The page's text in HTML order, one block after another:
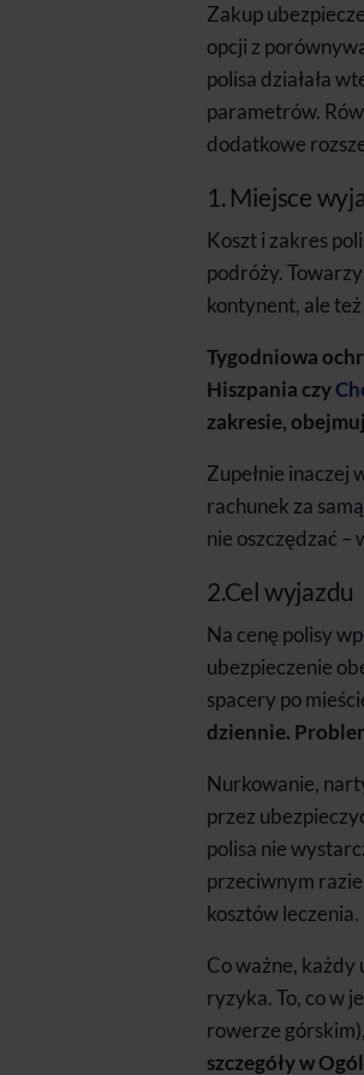
Zakup
opcji z
polisa działała
parametrów.
dodatkowe
1. Miejsce
Koszt i zakres
podróży.
kontynent, ale
Tygodniowa
Hiszpania czy
zakresie,
Zupełnie inaczej
rachunek za
nie oszczędzać
2.Cel wyjazdu
Na cenę polisy
ubezpieczenie
spacery po
dziennie.
Nurkowanie,
przez
polisa nie
przeciwnym
kosztów leczenia.
Co ważne,
ryzyka. To, co w
rowerze
szczegóły w